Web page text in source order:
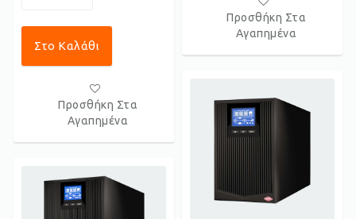
Στο Καλάθι
Προσθήκη Στα
Αγαπημένα
Προσθήκη Στα
Αγαπημένα